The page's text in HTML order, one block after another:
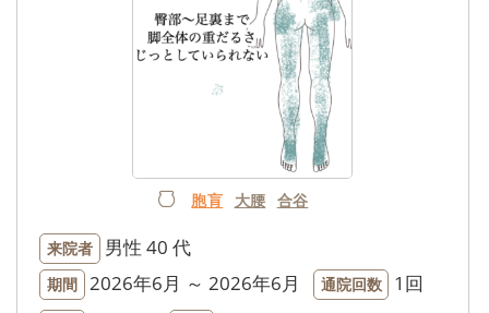
胞肓 大腰 合谷
来院者 男性 40 代
期間 2026年6月 ～ 2026年6月 通院回数 1回